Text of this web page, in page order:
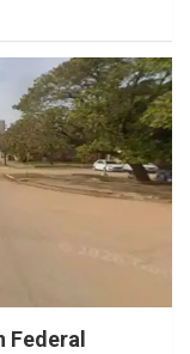
Federal